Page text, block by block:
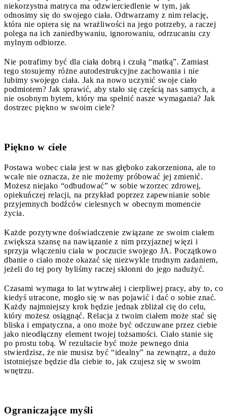
niekorzystna matryca ma odzwierciedlenie w tym, jak
odnosimy się do swojego ciała. Odtwarzamy z nim relację,
która nie opiera się na wrażliwości na jego potrzeby, a raczej
polega na ich zaniedbywaniu, ignorowaniu, odrzucaniu czy
mylnym odbiorze.
Nie potrafimy być dla ciała dobrą i czułą “matką”. Zamiast
tego stosujemy różne autodestrukcyjne zachowania i nie
lubimy swojego ciała. Jak na nowo uczynić swoje ciało
podmiotem? Jak sprawić, aby stało się częścią nas samych, a
nie osobnym bytem, który ma spełnić nasze wymagania? Jak
dostrzec piękno w swoim ciele?
Piękno w ciele
Postawa wobec ciała jest w nas głęboko zakorzeniona, ale to
wcale nie oznacza, że nie możemy próbować jej zmienić.
Możesz niejako “odbudować” w sobie wzorzec zdrowej,
opiekuńczej relacji, na przykład poprzez zapewnianie sobie
przyjemnych bodźców cielesnych w obecnym momencie
życia.
Każde pozytywne doświadczenie związane ze swoim ciałem
zwiększa szansę na nawiązanie z nim przyjaznej więzi i
sprzyja włączeniu ciała w poczucie swojego JA. Początkowo
dbanie o ciało może okazać się niezwykle trudnym zadaniem,
jeżeli do tej pory byliśmy raczej skłonni do jego nadużyć.
Czasami wymaga to lat wytrwałej i cierpliwej pracy, aby to, co
kiedyś utracone, mogło się w nas pojawić i dać o sobie znać.
Każdy najmniejszy krok będzie jednak zbliżał cię do celu,
który możesz osiągnąć. Relacja z twoim ciałem może stać się
bliska i empatyczna, a ono może być odczuwane przez ciebie
jako nieodłączny element twojej tożsamości. Ciało stanie się
po prostu tobą. W rezultacie być może pewnego dnia
stwierdzisz, że nie musisz być “idealny” na zewnątrz, a dużo
istotniejsze będzie dla ciebie to, jak czujesz się w swoim
wnętrzu.
Ograniczające myśli